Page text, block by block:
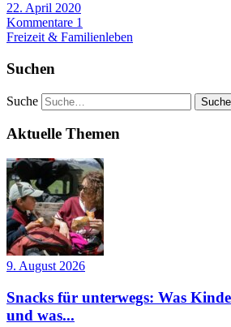
22. April 2020
Kommentare 1
Freizeit & Familienleben
Suchen
Suche
Aktuelle Themen
9. August 2026
Snacks für unterwegs: Was
und was...